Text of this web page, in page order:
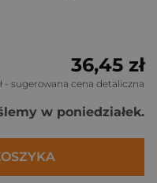
36,45 zł
- sugerowana cena detaliczna
w poniedziałek.